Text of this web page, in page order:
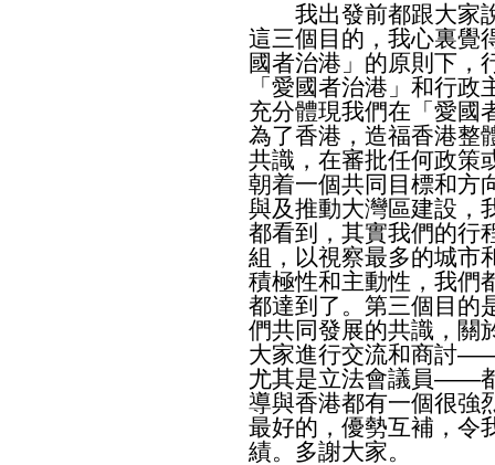
我出發前都跟大家說
這三個目的，我心裏覺
國者治港」的原則下，
「愛國者治港」和行
充分體現我們在「愛國
為了香港，造福香港整
共識，在審批任何政策
朝着一個共同目標和方
與及推動大灣區建設，
都看到，其實我們的行
組，以視察最多的城市
積極性和主動性，我們
都達到了。第三個目的
們共同發展的共識，關
大家進行交流和商討
尤其是立法會議員——
導與香港都有一個很強
最好的，優勢互補，令
績。多謝大家。